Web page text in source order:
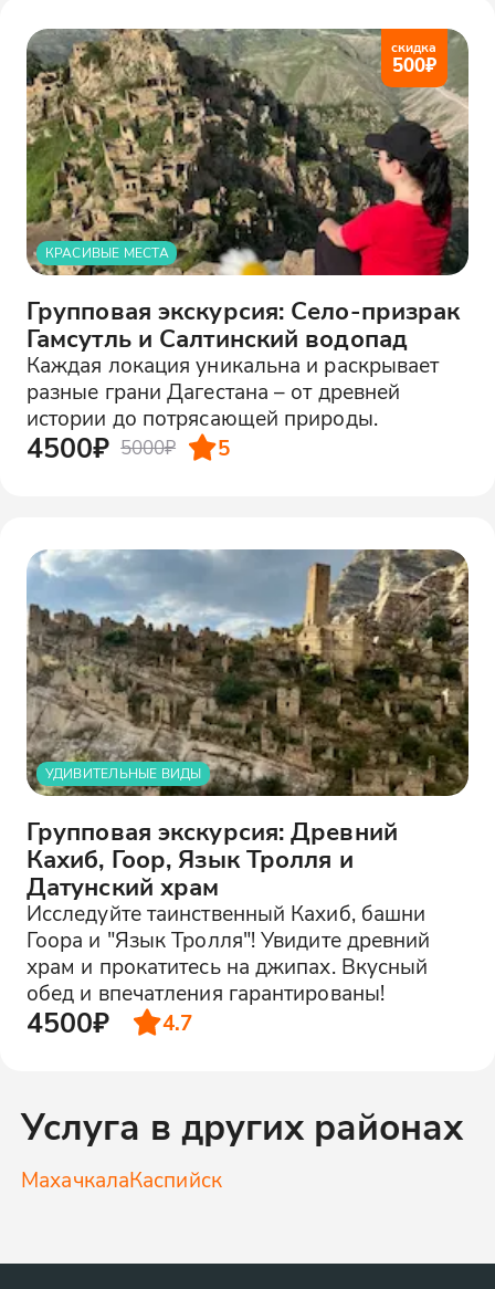
скидка
500₽
КРАСИВЫЕ МЕСТА
Групповая экскурсия: Село-призрак
Гамсутль и Салтинский водопад
Каждая локация уникальна и раскрывает
разные грани Дагестана – от древней
истории до потрясающей природы.
4500₽ 5000₽ 5
УДИВИТЕЛЬНЫЕ ВИДЫ
Групповая экскурсия: Древний
Кахиб, Гоор, Язык Тролля и
Датунский храм
Исследуйте таинственный Кахиб, башни
Гоора и "Язык Тролля"! Увидите древний
храм и прокатитесь на джипах. Вкусный
обед и впечатления гарантированы!
4500₽ 4.7
Услуга в других районах
МахачкалаКаспийск